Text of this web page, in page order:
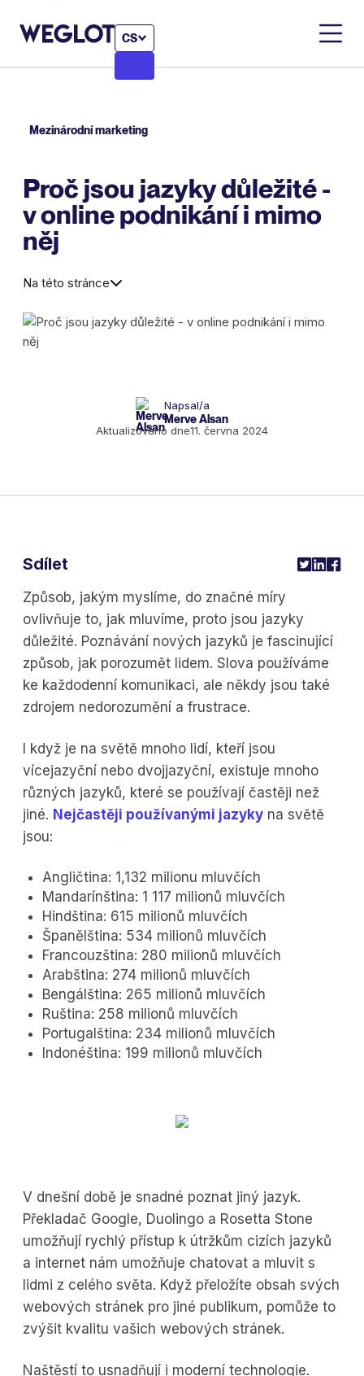
CS
Mezinárodní marketing
Proč jsou jazyky důležité -
v online podnikání i mimo
něj
Na této stránce
Napsal/a
Merve Alsan
Aktualizováno dne11. června 2024
Způsob, jakým myslíme, do značné míry
ovlivňuje to, jak mluvíme, proto jsou jazyky
důležité. Poznávání nových jazyků je fascinující
způsob, jak porozumět lidem. Slova používáme
ke každodenní komunikaci, ale někdy jsou také
zdrojem nedorozumění a frustrace.
I když je na světě mnoho lidí, kteří jsou
vícejazyční nebo dvojjazyční, existuje mnoho
různých jazyků, které se používají častěji než
jiné. Nejčastěji používanými jazyky na světě
jsou:
Angličtina: 1,132 milionu mluvčích
Mandarínština: 1 117 milionů mluvčích
Hindština: 615 milionů mluvčích
Španělština: 534 milionů mluvčích
Francouzština: 280 milionů mluvčích
Arabština: 274 milionů mluvčích
Bengálština: 265 milionů mluvčích
Ruština: 258 milionů mluvčích
Portugalština: 234 milionů mluvčích
Indonéština: 199 milionů mluvčích
V dnešní době je snadné poznat jiný jazyk.
Překladač Google, Duolingo a Rosetta Stone
umožňují rychlý přístup k útržkům cizích jazyků
a internet nám umožňuje chatovat a mluvit s
lidmi z celého světa. Když přeložíte obsah svých
webových stránek pro jiné publikum, pomůže to
zvýšit kvalitu vašich webových stránek.
Naštěstí to usnadňují i moderní technologie.
Sdílet